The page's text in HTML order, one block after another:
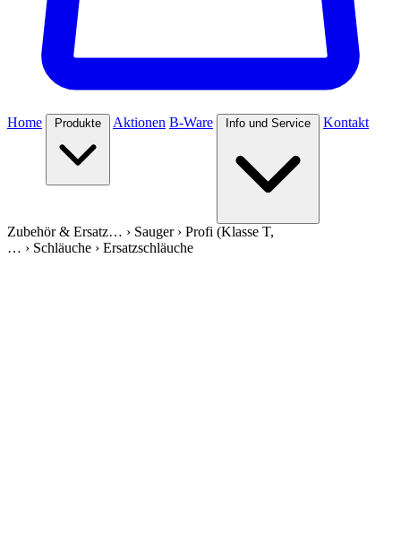
Home Produkte Aktionen B-Ware Info und Service Kontakt
Zubehör & Ersatz… › Sauger› Profi (Klasse T,
… › Schläuche › Ersatzschläuche